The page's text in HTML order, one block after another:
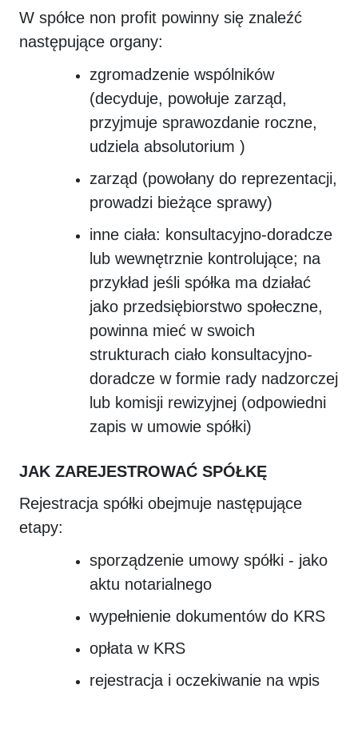
W spółce non profit powinny się znaleźć
następujące organy:
zgromadzenie wspólników
(decyduje, powołuje zarząd,
przyjmuje sprawozdanie roczne,
udziela absolutorium )
zarząd (powołany do reprezentacji,
prowadzi bieżące sprawy)
inne ciała: konsultacyjno-doradcze
lub wewnętrznie kontrolujące; na
przykład jeśli spółka ma działać
jako przedsiębiorstwo społeczne,
powinna mieć w swoich
strukturach ciało konsultacyjno-
doradcze w formie rady nadzorczej
lub komisji rewizyjnej (odpowiedni
zapis w umowie spółki)
JAK ZAREJESTROWAĆ SPÓŁKĘ
Rejestracja spółki obejmuje następujące
etapy:
sporządzenie umowy spółki - jako
aktu notarialnego
wypełnienie dokumentów do KRS
opłata w KRS
rejestracja i oczekiwanie na wpis